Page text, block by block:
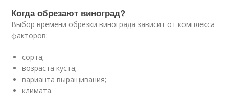
Когда обрезают виноград?
Выбор времени обрезки винограда зависит от комплекса
факторов:
сорта;
возраста куста;
варианта выращивания;
климата.